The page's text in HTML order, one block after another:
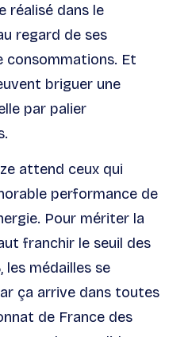
réalisé dans le
regard de ses
consommations. Et
briguer une
par palier
attend ceux qui
performance de
Pour mériter la
franchir le seuil des
les médailles se
ça arrive dans toutes
de France des